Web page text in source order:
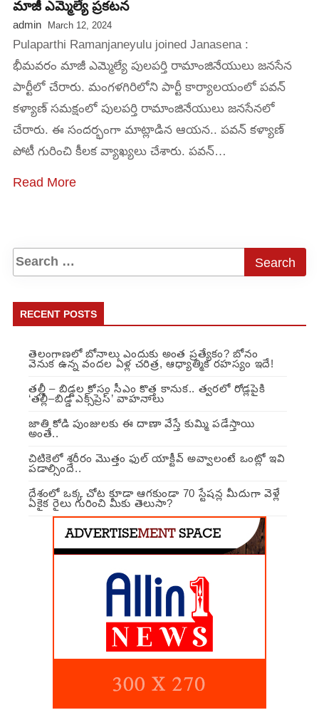
మాజీ ఎమ్మెల్యే ప్రకటన
admin March 12, 2024
Pulaparthi Ramanjaneyulu joined Janasena :
భీమవరం మాజీ ఎమ్మెల్యే పులపర్తి రామాంజినేయులు జనసేన
పార్టీలో చేరారు. మంగళగిరిలోని పార్టీ కార్యాలయంలో పవన్
కళ్యాణ్ సమక్షంలో పులపర్తి రామాంజినేయులు జనసేనలో
చేరారు. ఈ సందర్భంగా మాట్లాడిన ఆయన.. పవన్ కళ్యాణ్
పోటీ గురించి కీలక వ్యాఖ్యలు చేశారు. పవన్…
Read More
RECENT POSTS
తెలంగాణలో బోనాలు ఎందుకు అంత ప్రత్యేకం? బోనం
వెనుక ఉన్న వందల ఏళ్ల చరిత్ర, ఆధ్యాత్మిక రహస్యం ఇదే!
తల్లీ – బిడ్డల కోసం సీఎం కొత్త కానుక.. త్వరలో రోడ్లపైకి
‘తల్లీ–బిడ్డ ఎక్స్‌ప్రెస్’ వాహనాలు
జాతి కోడి పుంజులకు ఈ దాణా వేస్తే కుమ్మి పడేస్తాయి
అంతే..
చిటికెలో శరీరం మొత్తం ఫుల్ యాక్టీవ్ అవ్వాలంటే ఒంట్లో ఇవి
పడాల్సిందే..
దేశంలో ఒక్క చోట కూడా ఆగకుండా 70 స్టేషన్ల మీదుగా వెళ్లే
ఏకైక రైలు గురించి మీకు తెలుసా?